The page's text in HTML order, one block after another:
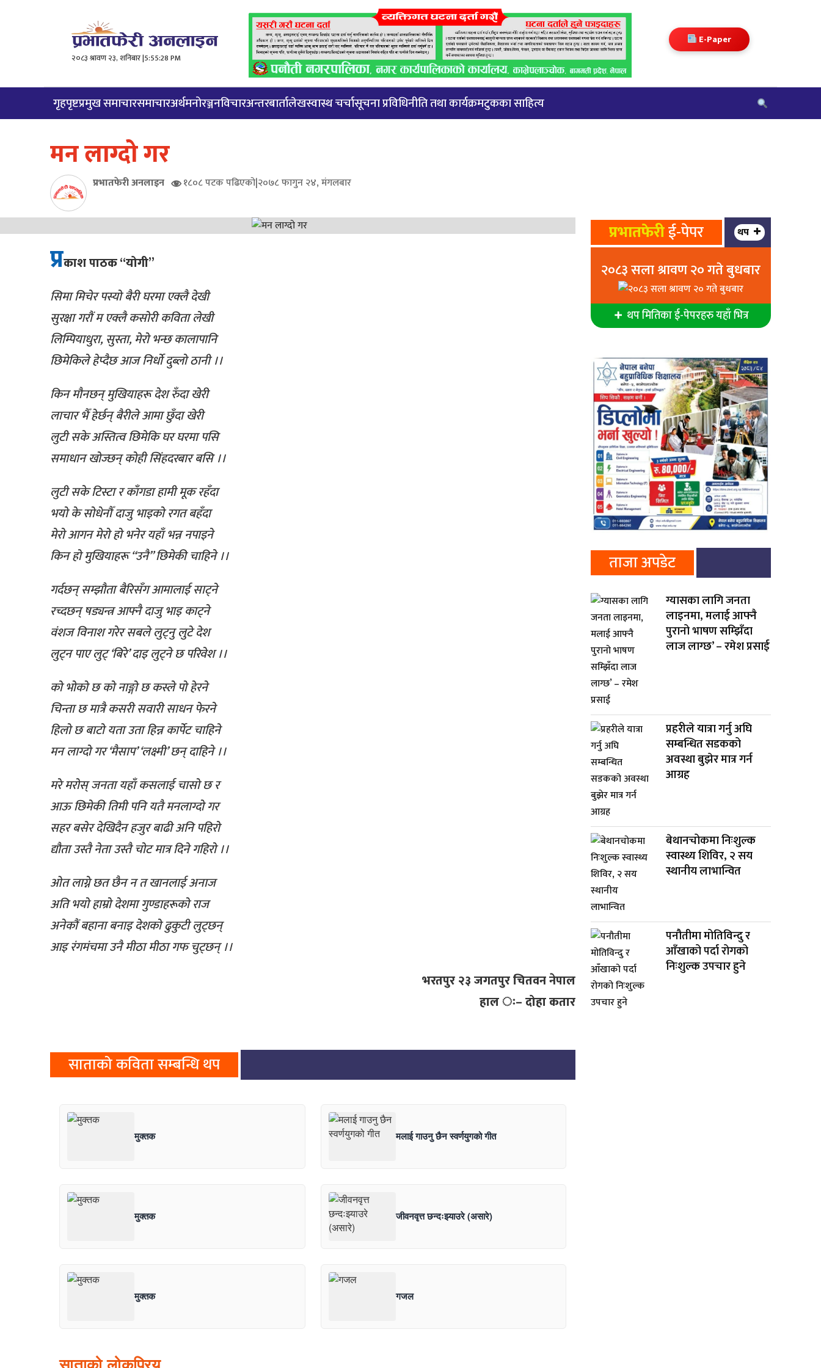
२०८३ श्रावण २३, शनिबार |5:55:29 PM
E-Paper
गृहपृष्टप्रमुख समाचारसमाचारअर्थमनोरञ्जनविचारअन्तरबार्तालेखस्वास्थ चर्चासूचना प्रविधिनीति तथा कार्यक्रमटुकका साहित्य
मन लाग्दो गर
प्रभातफेरी अनलाइन १८०८ पटक पढिएको|२०७८ फागुन २४, मंगलबार
प्रकाश पाठक “योगी”
सिमा मिचेर पस्यो बैरी घरमा एक्लै देखी
सुरक्षा गरौं म एक्लै कसोरी कविता लेखी
लिम्पियाधुरा, सुस्ता, मेरो भन्छ कालापानि
छिमेकिले हेप्दैछ आज निर्धो दुब्लो ठानी ।।
किन मौनछन् मुखियाहरू देश रुँदा खेरी
लाचार भैँ हेर्छन् बैरीले आमा छुँदा खेरी
लुटी सके अस्तित्व छिमेकि घर घरमा पसि
समाधान खोज्छन् कोही सिंहदरबार बसि ।।
लुटी सके टिस्टा र काँगडा हामी मूक रहँदा
भयो के सोधेनौँ दाजु भाइको रगत बहँदा
मेरो आगन मेरो हो भनेर यहाँ भन्न नपाइने
किन हो मुखियाहरू “उनै” छिमेकी चाहिने ।।
गर्दछन् सम्झौता बैरिसँग आमालाई साट्ने
रच्दछन् षड्यन्त्र आफ्नै दाजु भाइ काट्ने
वंशज विनाश गरेर सबले लुट्नु लुटे देश
लुट्न पाए लुट् ‘बिरे’ दाइ लुट्ने छ परिवेश ।।
को भोको छ को नाङ्गो छ कस्ले पो हेरने
चिन्ता छ मात्रै कसरी सवारी साधन फेरने
हिलो छ बाटो यता उता हिन्न कार्पेट चाहिने
मन लाग्दो गर ‘मैसाप’ ‘लक्ष्मी’ छन् दाहिने ।।
मरे मरोस् जनता यहाँ कसलाई चासो छ र
आऊ छिमेकी तिमी पनि यतै मनलाग्दो गर
सहर बसेर देखिदैन हजुर बाढी अनि पहिरो
द्यौता उस्तै नेता उस्तै चोट मात्र दिने गहिरो ।।
ओत लाग्ने छत छैन न त खानलाई अनाज
अति भयो हाम्रो देशमा गुण्डाहरूको राज
अनेकौं बहाना बनाइ देशको ढुकुटी लुट्छन्
आइ रंगमंचमा उनै मीठा मीठा गफ चुट्छन् ।।
भरतपुर २३ जगतपुर चितवन नेपाल
हाल ः– दोहा कतार
साताको कविता सम्बन्धि थप
मुक्तक मलाई गाउनु छैन स्वर्णयुगको गीत
मुक्तक जीवनवृत्त छन्दःझ्याउरे (असारे)
मुक्तक गजल
प्रभातफेरीई-पेपर थप
२०८३ सला श्रावण २० गते बुधबार
थप मितिका ई-पेपरहरु यहाँ भित्र
ताजा अपडेट
ग्यासका लागि जनता
लाइनमा, मलाई आफ्नै
पुरानो भाषण सम्झिँदा
लाज लाग्छ’ – रमेश प्रसाई
प्रहरीले यात्रा गर्नु अघि
सम्बन्धित सडकको
अवस्था बुझेर मात्र गर्न
आग्रह
बेथानचोकमा निःशुल्क
स्वास्थ्य शिविर, २ सय
स्थानीय लाभान्वित
पनौतीमा मोतिविन्दु र
आँखाको पर्दा रोगको
निःशुल्क उपचार हुने